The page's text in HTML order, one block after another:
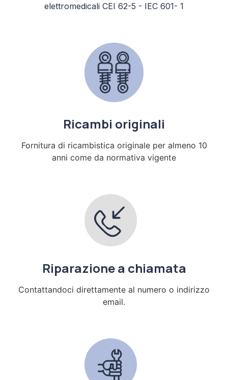
elettromedicali CEI 62-5 - IEC 601- 1
Ricambi originali
Fornitura di ricambistica originale per almeno 10
anni come da normativa vigente
Riparazione a chiamata
Contattandoci direttamente al numero o indirizzo
email.